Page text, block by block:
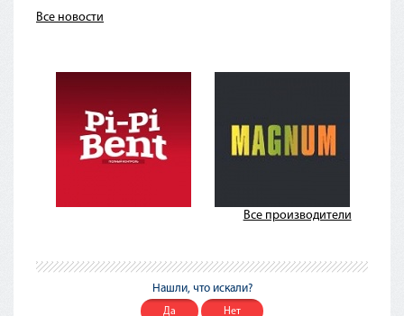
Все новости
Все производители
Нашли, что искали?
Да Нет